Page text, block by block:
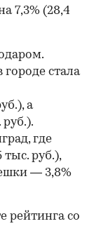
7,3% (28,4
стала
а
где
тыс. руб.),
— 3,8%
рейтинга со